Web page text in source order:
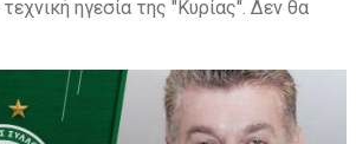
ηγεσία της "Κυρίας". Δεν θα
στην Κύπρο για κάποια άλλη